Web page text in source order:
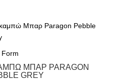
o
k
e
t
Form
ΜΠΑΡ PARAGON
GREY